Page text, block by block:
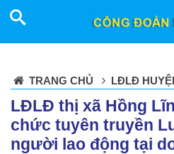
TRANG CHỦ LĐLĐ
LĐLĐ thị xã Hồng
chức tuyên truyền
người lao động tại